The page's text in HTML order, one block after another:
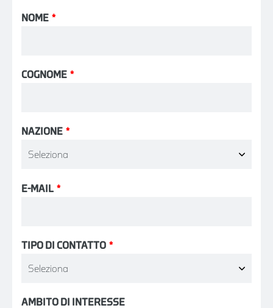
NOME *
COGNOME *
NAZIONE *
E-MAIL *
TIPO DI CONTATTO *
AMBITO DI INTERESSE